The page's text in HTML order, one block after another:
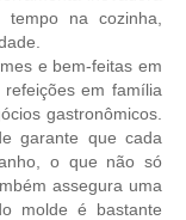
na cozinha,
e bem-feitas em
em família
gastronômicos.
garante que cada
o que não só
assegura uma
molde é bastante